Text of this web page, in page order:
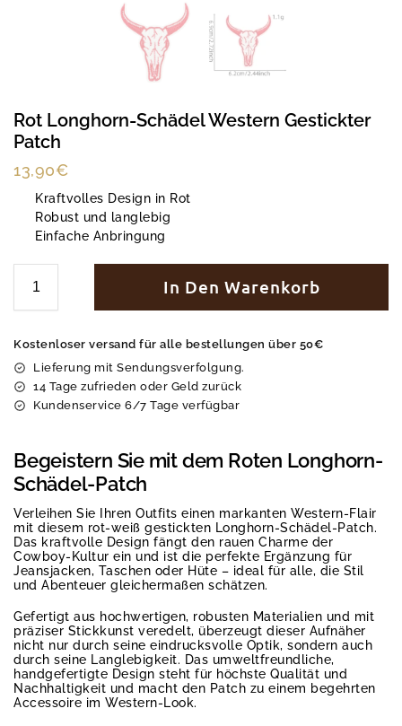
Rot Longhorn-Schädel Western Gestickter
Patch
13,90€
Kraftvolles Design in Rot
Robust und langlebig
Einfache Anbringung
In Den Warenkorb
Kostenloser versand für alle bestellungen über 50€
Lieferung mit Sendungsverfolgung.
14 Tage zufrieden oder Geld zurück
Kundenservice 6/7 Tage verfügbar
Begeistern Sie mit dem Roten Longhorn-
Schädel-Patch
Verleihen Sie Ihren Outfits einen markanten Western-Flair
mit diesem rot-weiß gestickten Longhorn-Schädel-Patch.
Das kraftvolle Design fängt den rauen Charme der
Cowboy-Kultur ein und ist die perfekte Ergänzung für
Jeansjacken, Taschen oder Hüte – ideal für alle, die Stil
und Abenteuer gleichermaßen schätzen.
Gefertigt aus hochwertigen, robusten Materialien und mit
präziser Stickkunst veredelt, überzeugt dieser Aufnäher
nicht nur durch seine eindrucksvolle Optik, sondern auch
durch seine Langlebigkeit. Das umweltfreundliche,
handgefertigte Design steht für höchste Qualität und
Nachhaltigkeit und macht den Patch zu einem begehrten
Accessoire im Western-Look.